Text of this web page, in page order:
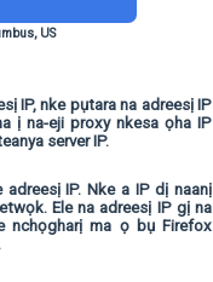
US
IP, nke pụtara na adreesị IP
ị na-eji proxy nkesa ọha IP
server IP.
IP. Nke a IP dị naanị
Ele na adreesị IP gị na
nchọgharị ma ọ bụ Firefox